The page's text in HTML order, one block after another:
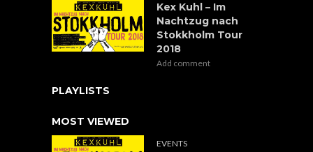
Kex Kuhl – Im
Nachtzug nach
Stokkholm Tour
2018
Add comment
PLAYLISTS
MOST VIEWED
EVENTS